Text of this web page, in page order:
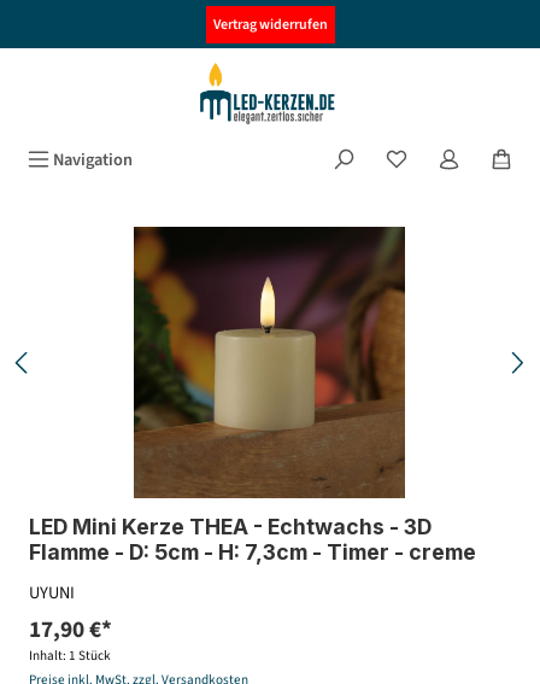
Vertrag widerrufen
Navigation
Bildergalerie überspringen
LED Mini Kerze THEA - Echtwachs - 3D
Flamme - D: 5cm - H: 7,3cm - Timer - creme
UYUNI
17,90 €*
Inhalt: 1 Stück
Preise inkl. MwSt. zzgl. Versandkosten